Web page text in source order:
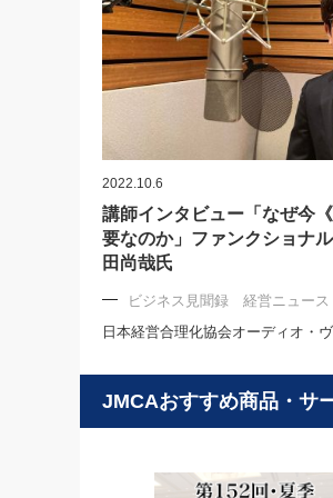
2022.10.6
講師インタビュー「なぜ今
要なのか」ファンクショナ
田尚哉氏
ビジネス見聞録 経営ニュース
日本経営合理化協会オーディオ・
JMCAおすすめ商品・サ